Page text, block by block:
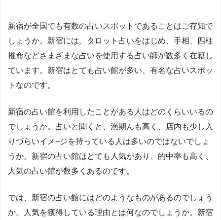
新宿が全国でも有数の占いスポットであることはご存知で
しょうか。新宿には、タロット占いをはじめ、手相、四柱
推命などさまざまな占いを使用する占い師が数多く在籍し
ています。新宿はとても占い館が多い、有名な占いスポッ
トなのです。
新宿の占い館を利用したことがある人はどのくらいいるの
でしょうか。占いと聞くと、漁期んも高く、店内も少し入
りづらいイメ−ジを持っている人は多いのではないでしょ
うか。新宿の占い館はとても人気があり、的中率も高く、
人気の占い館が数多くあるのです。
では、新宿の占い館にはどのようなものがあるのでしょう
か。人気を獲得している理由とは何なのでしょうか。新宿